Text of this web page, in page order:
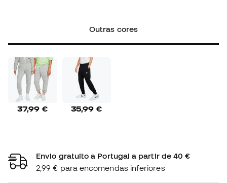
Outras cores
37,99 € 35,99 €
Envio gratuito a Portugal a partir de 40 €
2,99 € para encomendas inferiores